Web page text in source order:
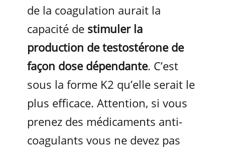
de la coagulation aurait la
capacité de stimuler la
production de testostérone de
façon dose dépendante. C’est
sous la forme K2 qu’elle serait le
plus efficace. Attention, si vous
prenez des médicaments anti-
coagulants vous ne devez pas